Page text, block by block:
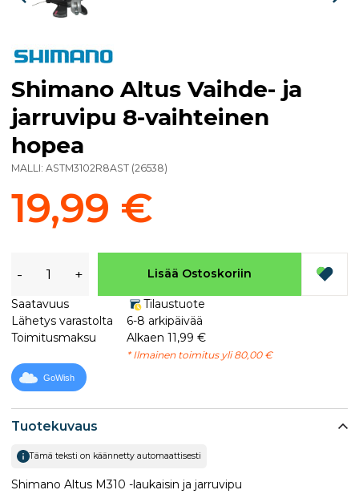
Tuotekuvaus
Tämä teksti on käännetty automaattisesti
Shimano Altus M310 -laukaisin ja jarruvipu
Shimano Altus Vaihde- ja
jarruvipu 8-vaihteinen
hopea
MALLI: ASTM3102R8AST (26538)
19,99 €
- + Lisää Ostoskoriin
Saatavuus
Tilaustuote
Lähetys varastolta
6-8 arkipäivää
Toimitusmaksu
Alkaen 11,99 €
* Ilmainen toimitus yli 80,00 €
GoWish